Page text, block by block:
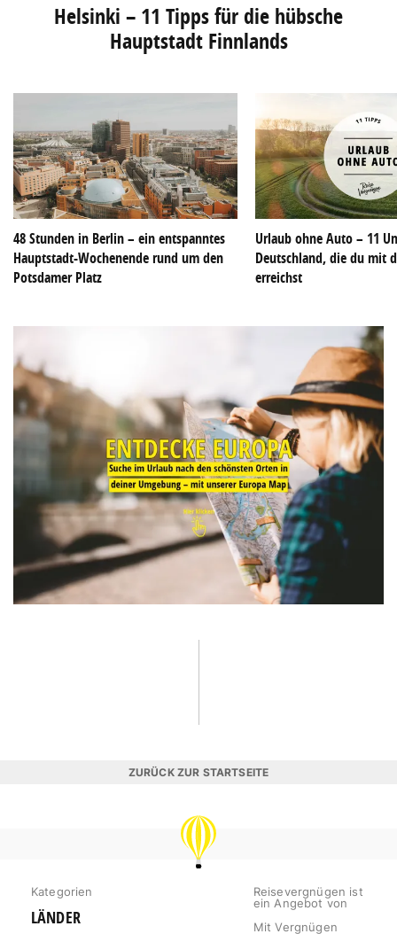
Helsinki – 11 Tipps für die hübsche
Hauptstadt Finnlands
48 Stunden in Berlin – ein entspanntes
Hauptstadt-Wochenende rund um den
Potsdamer Platz
Urlaub ohne Auto – 11
Deutschland, die du mit
erreichst
ZURÜCK ZUR STARTSEITE
REISEVERGNÜGEN
Kategorien
LÄNDER
Reisevergnügen ist
ein Angebot von
Mit Vergnügen